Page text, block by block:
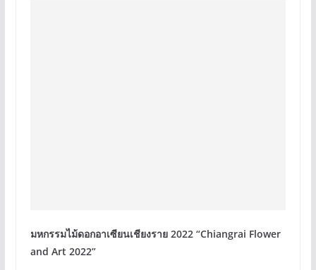
มหกรรมไม้ดอกอาเซียนเชียงราย 2022 “Chiangrai Flower
and Art 2022”